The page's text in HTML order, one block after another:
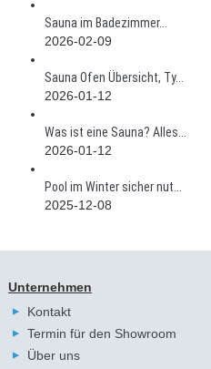
Sauna im Badezimmer...
2026-02-09
Sauna Ofen Übersicht, Ty...
2026-01-12
Was ist eine Sauna? Alles...
2026-01-12
Pool im Winter sicher nut...
2025-12-08
Unternehmen
Kontakt
Termin für den Showroom
Über uns